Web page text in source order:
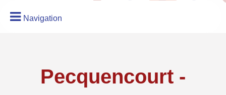
Navigation
Pecquencourt -